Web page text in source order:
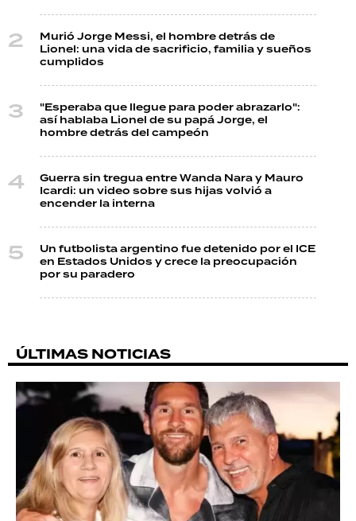
Murió Jorge Messi, el hombre detrás de
Lionel: una vida de sacrificio, familia y sueños
cumplidos
"Esperaba que llegue para poder abrazarlo":
así hablaba Lionel de su papá Jorge, el
hombre detrás del campeón
Guerra sin tregua entre Wanda Nara y Mauro
Icardi: un video sobre sus hijas volvió a
encender la interna
Un futbolista argentino fue detenido por el ICE
en Estados Unidos y crece la preocupación
por su paradero
ÚLTIMAS NOTICIAS